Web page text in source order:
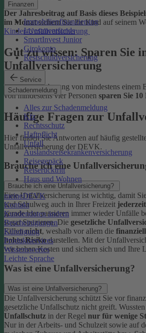
Finanzen
Immobilienfinanzierung
Investmentfonds
SmartInvest Junior
Girokonto
Restschuldversicherung
Service
Schadenmeldung
Alles zur Schadenmeldung
Kfz
Rechtsschutz
Haftpflicht
Unfall
Auslandsreisekrankenversicherung
Reisegepäck
Reiserücktritt
Haus und Wohnen
meineDEVK
Kontakt
Kundendaten ändern
Bescheinigungen
Kündigung
Produktservices
Wissenswertes
Leichte Sprache
Der Jahresbeitrag auf Basis dieses
im Monatsichern Sie Ihr Kind auf seinem
Kinder-Unfallversicherung
Gut zu wissen: Sparen Sie
Unfallversicherung
Bei der Versicherung von mindestens einem
von mindestens vier Personen sparen Sie 10
Häufige Fragen zur
Hier finden Sie Antworten auf häufig
Unfallversicherung der DEVK.
Brauche ich eine
Brauche ich eine Unfallversicherung?
Eine Unfallversicherung ist wichtig, damit
und Schulweg auch in Ihrer Freizeit
gerade hier passieren immer wieder Unfälle
sogar Spazieren. Die gesetzliche
Fällennicht, weshalb vor allem die
hohes Risikodarstellen. Mit der
vor hohen Kosten und sichern sich und Ihre
Was ist eine Unfallversicherung?
Was ist eine Unfallversicherung?
Die Unfallversicherung schützt Sie vor
gesetzliche Unfallschutz nicht greift. Wussten
Unfallschutz in der Regel nur für wenige
Nur in der Arbeits- und Schulzeit sowie auf